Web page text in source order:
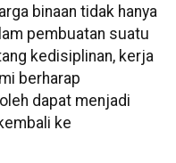
binaan tidak hanya
pembuatan suatu
kedisiplinan, kerja
berharap
dapat menjadi
ke